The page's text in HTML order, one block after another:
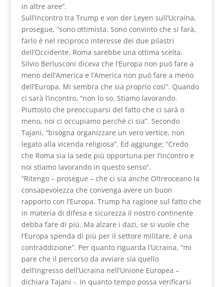
in altre aree”.
Sull’incontro tra Trump e von der Leyen sull’Ucraina,
prosegue, “sono ottimista. Sono convinto che si farà,
farlo è nel reciproco interesse dei due pilastri
dell’Occidente. Roma sarebbe una ottima scelta.
Silvio Berlusconi diceva che l’Europa non può fare a
meno dell’America e l’America non può fare a meno
dell’Europa. Mi sembra che sia proprio così”. Quando
ci sarà l’incontro, “non lo so. Stiamo lavorando.
Piuttosto che preoccuparsi del fatto che ci sarà o
meno, noi ci occupiamo perchè ci sia”. Secondo
Tajani, “bisogna organizzare un vero vertice, non
legato alla vicenda religiosa”. Ed aggiunge: “Credo
che Roma sia la sede più opportuna per l’incontro e
noi stiamo lavorando in questo senso”.
“Ritengo – prosegue – che ci sia anche Oltreoceano la
consapevolezza che convenga avere un buon
rapporto con l’Europa. Trump ha ragione sul fatto che
in materia di difesa e sicurezza il nostro continente
debba fare di più. Ma alzare i dazi, se si vuole che
l’Europa spenda di più per il settore militare, è una
contraddizione”. Per quanto riguarda l’Ucraina, “mi
pare che il percorso da avviare sia quello
dell’ingresso dell’Ucraina nell’Unione Europea –
dichiara Tajani -. In quanto tempo possa verificarsi